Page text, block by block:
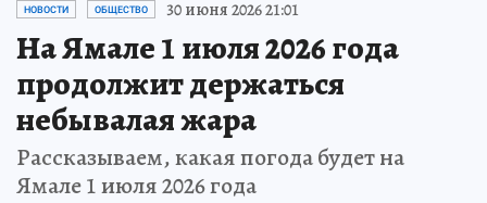
НОВОСТИ ОБЩЕСТВО 30 июня 2026 21:01
На Ямале 1 июля 2026 года
продолжит держаться
небывалая жара
Рассказываем, какая погода будет на
Ямале 1 июля 2026 года